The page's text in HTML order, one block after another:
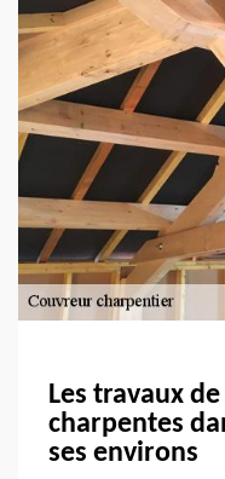
Les travaux
charpentes
ses environs